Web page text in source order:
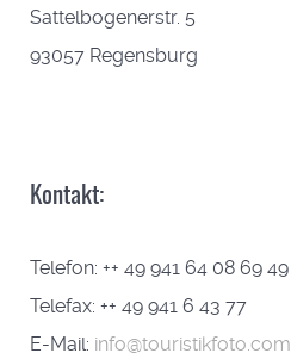
Sattelbogenerstr. 5
93057 Regensburg
Kontakt:
Telefon: ++ 49 941 64 08 69 49
Telefax: ++ 49 941 6 43 77
E-Mail: info@touristikfoto.com